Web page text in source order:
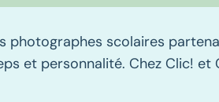
photographes scolaires
et personnalité. Chez Clic! et